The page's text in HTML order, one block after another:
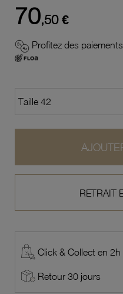
70,50 €
Profitez des
RETRAIT
Click & Collect en 2h
Retour 30 jours